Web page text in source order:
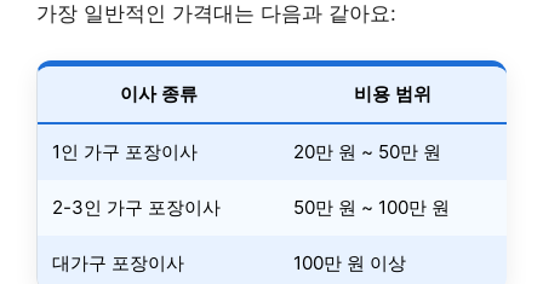
가장 일반적인 가격대는 다음과 같아요:
이사 종류 비용 범위
1인 가구 포장이사 20만 원 ~ 50만 원
2-3인 가구 포장이사 50만 원 ~ 100만 원
대가구 포장이사 100만 원 이상